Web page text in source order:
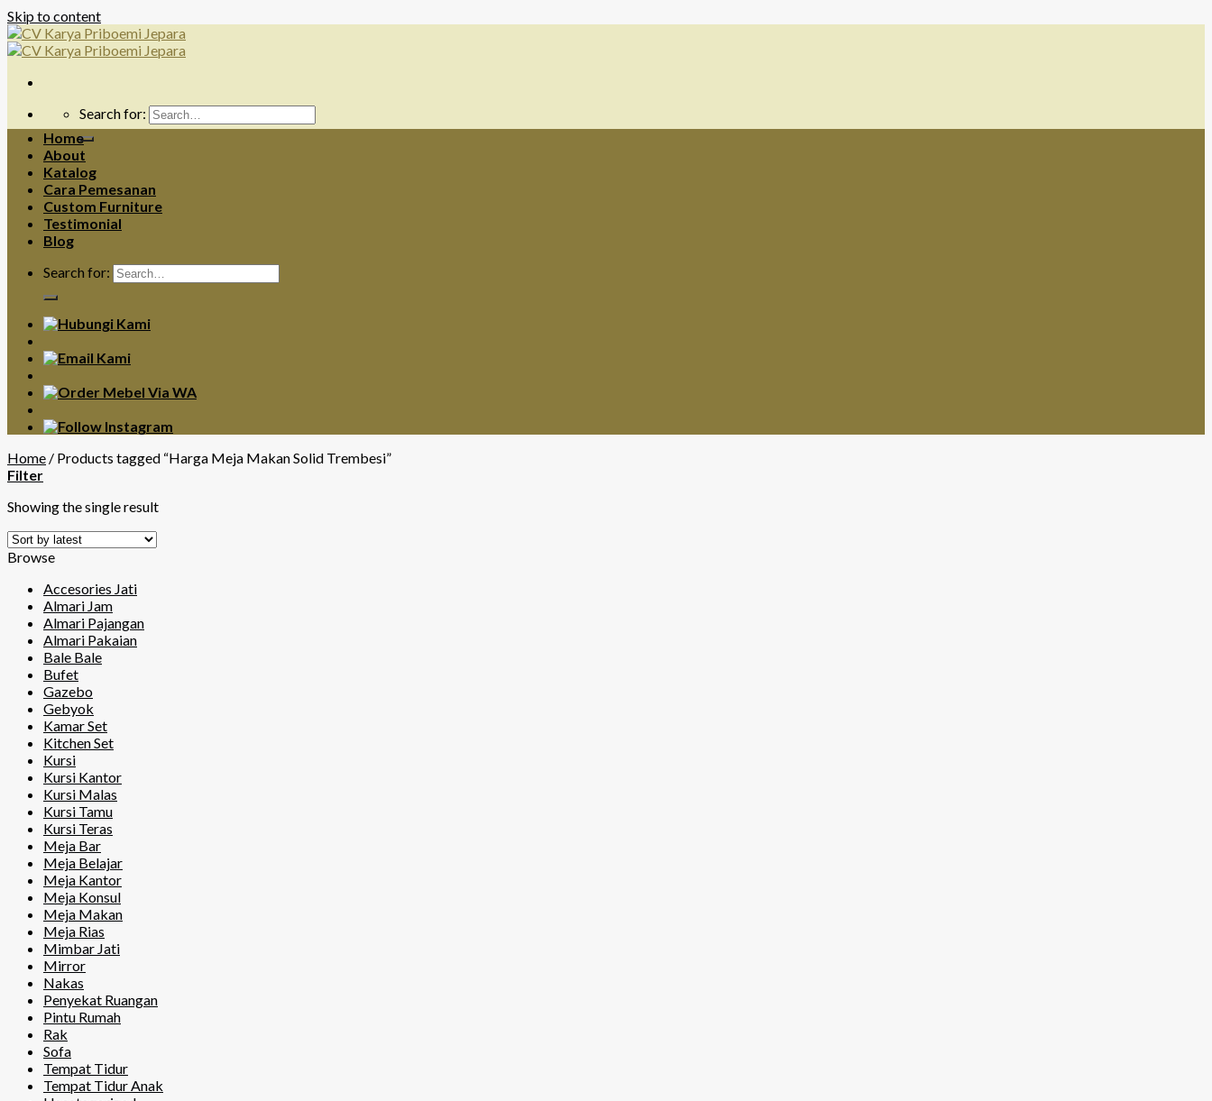
Skip to content
Search for:
Home
About
Katalog
Cara Pemesanan
Custom Furniture
Testimonial
Blog
Search for:
Home / Products tagged “Harga Meja Makan Solid Trembesi”
Filter
Showing the single result
Browse
Accesories Jati
Almari Jam
Almari Pajangan
Almari Pakaian
Bale Bale
Bufet
Gazebo
Gebyok
Kamar Set
Kitchen Set
Kursi
Kursi Kantor
Kursi Malas
Kursi Tamu
Kursi Teras
Meja Bar
Meja Belajar
Meja Kantor
Meja Konsul
Meja Makan
Meja Rias
Mimbar Jati
Mirror
Nakas
Penyekat Ruangan
Pintu Rumah
Rak
Sofa
Tempat Tidur
Tempat Tidur Anak